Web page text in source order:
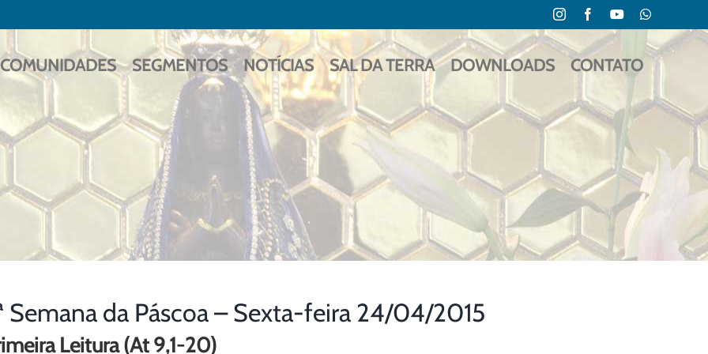
InstagramFacebookYouTubeWhatsApp
COMUNIDADES SEGMENTOS NOTÍCIAS SAL DA TERRA DOWNLOADS CONTATO
Semana da Páscoa – Sexta-feira 24/04/2015
Leitura (At 9,1-20)